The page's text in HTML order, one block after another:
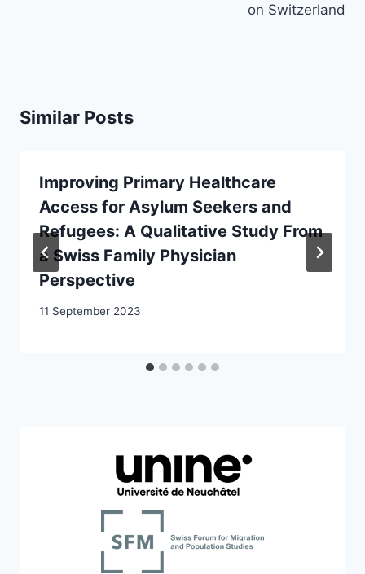
on Switzerland
Similar Posts
Improving Primary Healthcare
Access for Asylum Seekers and
Refugees: A Qualitative Study From
a Swiss Family Physician
Perspective
11 September 2023